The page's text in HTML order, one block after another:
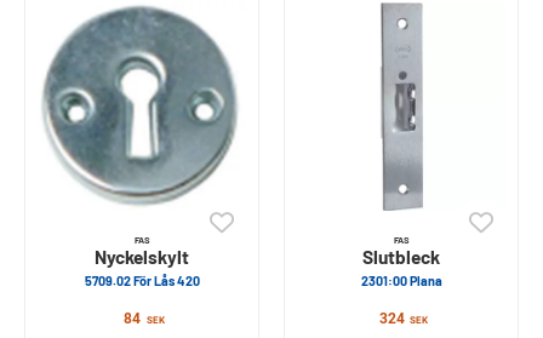
FAS
Nyckelskylt
5709.02 För Lås 420
84 SEK
FAS
Slutbleck
2301:00 Plana
324 SEK